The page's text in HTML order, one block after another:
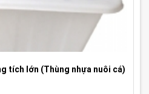
tích lớn (Thùng nhựa nuôi cá)